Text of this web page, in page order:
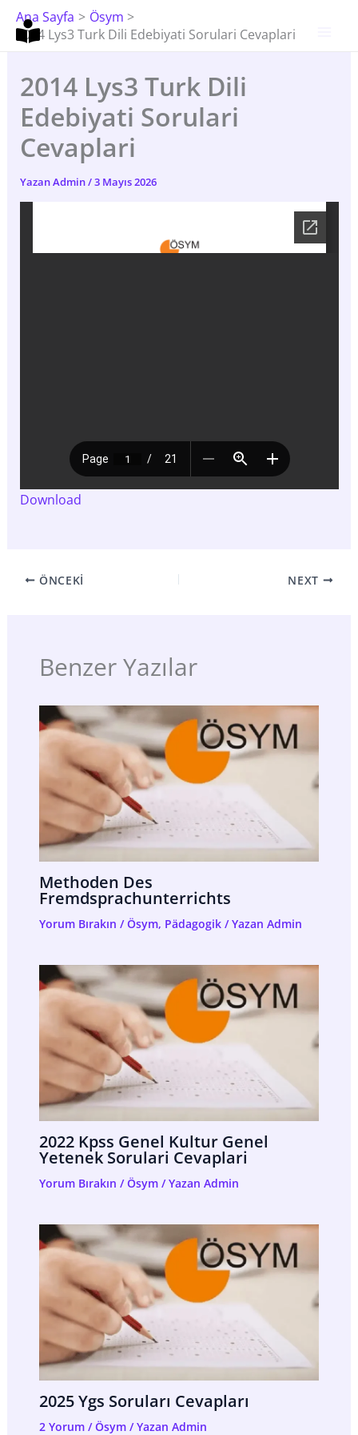
İçeriğe
Atla
Ana Sayfa
Ösym
2014 Lys3 Turk Dili Edebiyati Sorulari Cevaplari
2014 Lys3 Turk Dili
Edebiyati Sorulari
Cevaplari
YazanAdmin/3 Mayıs 2026
Download
ÖNCEKI NEXT
Benzer Yazılar
Methoden Des
Fremdsprachunterrichts
Yorum Bırakın /Ösym, Pädagogik/ Yazan Admin
2022 Kpss Genel Kultur Genel
Yetenek Sorulari Cevaplari
Yorum Bırakın /Ösym/ Yazan Admin
2025 Ygs Soruları Cevapları
2 Yorum /Ösym/ Yazan Admin